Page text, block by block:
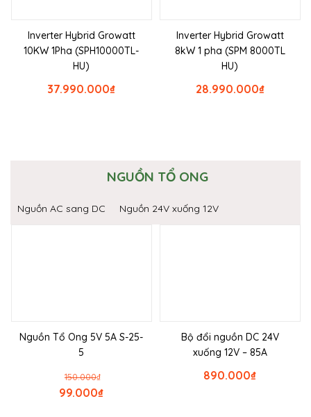
Inverter Hybrid Growatt
10KW 1Pha (SPH10000TL-
HU)
₫
37.990.000
Inverter Hybrid Growatt
8kW 1 pha (SPM 8000TL
HU)
₫
28.990.000
NGUỒN TỔ ONG
Nguồn AC sang DC Nguồn 24V xuống 12V
Nguồn Tổ Ong 5V 5A S-25-
5
₫
150.000
₫
99.000
Bộ đổi nguồn DC 24V
xuống 12V – 85A
₫
890.000